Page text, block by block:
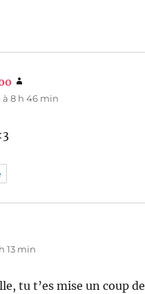
à 8 h 46 min
13 min
tu t’es mise un coup